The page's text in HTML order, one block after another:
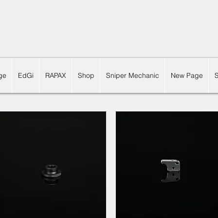
EdGi RAPAX Shop Sniper Mechanic New Page